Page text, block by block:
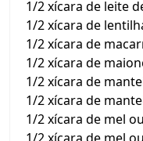
1/2 xícara de leite
1/2 xícara de
1/2 xícara de
1/2 xícara de
1/2 xícara de
1/2 xícara de
1/2 xícara de mel